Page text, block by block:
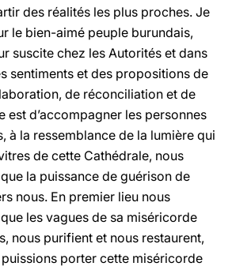
des réalités les plus proches. Je
le bien-aimé peuple burundais,
suscite chez les Autorités et dans
sentiments et des propositions de
de réconciliation et de
est d’accompagner les personnes
à la ressemblance de la lumière qui
de cette Cathédrale, nous
la puissance de guérison de
nous. En premier lieu nous
les vagues de sa miséricorde
nous purifient et nous restaurent,
porter cette miséricorde